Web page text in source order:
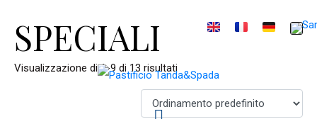
SPECIALI
Visualizzazione di 1-9 di 13 risultati